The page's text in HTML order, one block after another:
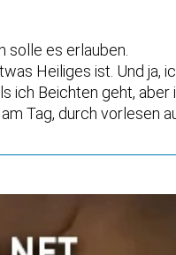
solle es erlauben.
Heiliges ist. Und ja,
ich Beichten geht,
Tag, durch vorlesen